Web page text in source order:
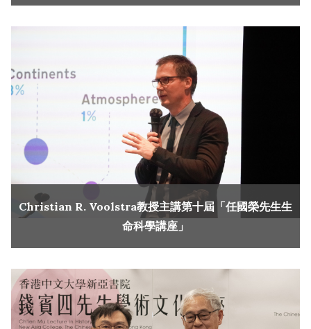
Christian R. Voolstra教授主講第十屆「任國榮先生生
命科學講座」